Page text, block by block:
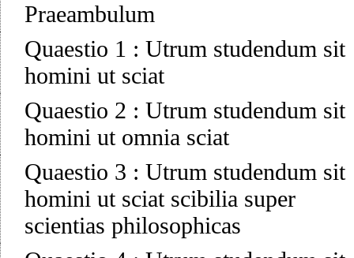
Praeambulum
Quaestio 1 : Utrum studendum sit
homini ut sciat
Quaestio 2 : Utrum studendum sit
homini ut omnia sciat
Quaestio 3 : Utrum studendum sit
homini ut sciat scibilia super
scientias philosophicas